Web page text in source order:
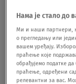
još uvek čeka
već u nedelju,
protiv Ruena.
timu: Nema
ubedim da
Нама је стало до
Ми и наши партнери,
о прегледању или
вашем уређају.
праћење које
обрађујемо податке
праћење, одређени
релевантни за вас.